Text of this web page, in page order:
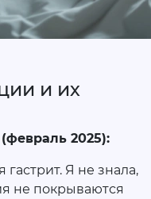
и их
2025):
Я не знала,
не покрываются